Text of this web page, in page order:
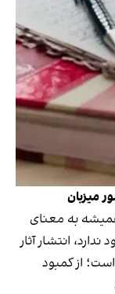
میزبان
به معنای
انتشار آثار
از کمبود